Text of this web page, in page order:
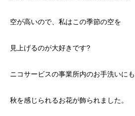
空が高いので、私はこの季節の空を
見上げるのが大好きです?
ニコサービスの事業所内のお手洗いにも
秋を感じられるお花が飾られました。